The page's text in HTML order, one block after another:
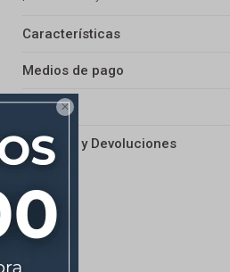

Características
Medios de pago
Envíos
Cambios y Devoluciones